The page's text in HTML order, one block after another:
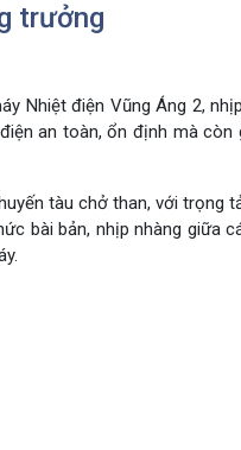
trưởng
Nhiệt điện Vũng Áng 2,
an toàn, ổn định mà
tàu chở than, với trọng
bài bản, nhịp nhàng giữa